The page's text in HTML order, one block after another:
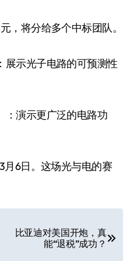
，将分给多个中标团队。
：展示光子电路的可预测性
：演示更广泛的电路功
月6日。这场光与电的赛
比亚迪对美国开炮，真
能“退税”成功？